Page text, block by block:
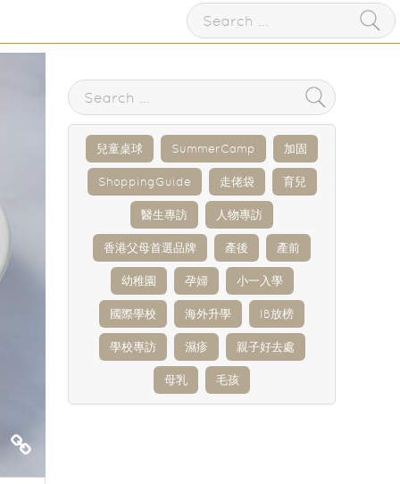
兒童桌球 SummerCamp 加固
ShoppingGuide 走佬袋 育兒
醫生專訪 人物專訪
香港父母首選品牌 產後 產前
幼稚園 孕婦 小一入學
國際學校 海外升學 IB放榜
學校專訪 濕疹 親子好去處
母乳 毛孩